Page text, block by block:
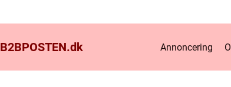
B2BPOSTEN.dk Annoncering